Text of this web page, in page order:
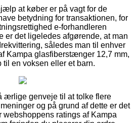
at køber er på vagt for de
betydning for transaktionen, for
e-forhandleren
er det ligeledes afgørende, at man
således man til enhver
Kampa glasfiberstænger 12,7 mm,
en voksen eller et barn.
ærlige genveje til at tolke flere
og på grund af dette er det
ratings af Kampa